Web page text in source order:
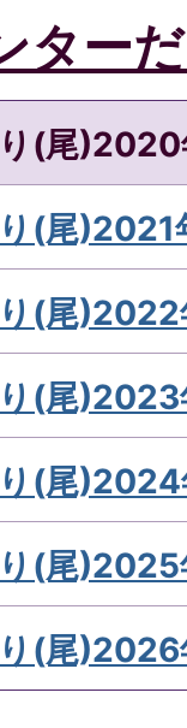
ター
(尾
(尾)2021
(尾)2022
(尾)2023
(尾
(尾)2025
(尾)2026